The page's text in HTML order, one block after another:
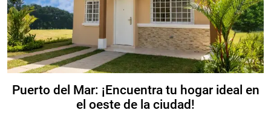
Puerto del Mar: ¡Encuentra tu hogar ideal en
el oeste de la ciudad!